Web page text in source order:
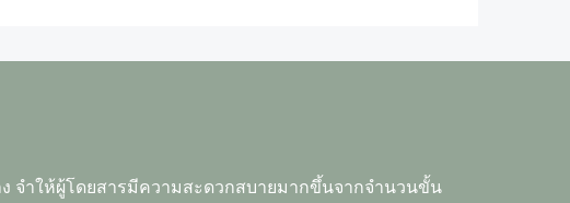
จำให้ผู้โดยสารมีความสะดวกสบายมากขึ้นจากจำนวนขั้น